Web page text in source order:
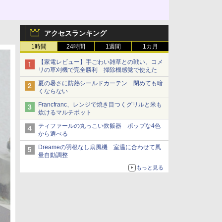
アクセスランキング
1時間 24時間 1週間 1カ月
【家電レビュー】手ごわい雑草との戦い、コメ
リの草刈機で完全勝利 掃除機感覚で使えた
夏の暑さに防熱シールドカーテン 閉めても暗
くならない
Francfranc、レンジで焼き目つくグリルと米も
炊けるマルチポット
ティファールの丸っこい炊飯器 ポップな4色
から選べる
Dreameの羽根なし扇風機 室温に合わせて風
量自動調整
もっと見る